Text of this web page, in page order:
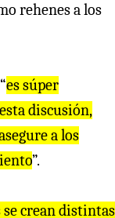
rehenes a los
es súper
discusión,
a los
”.
se crean distintas